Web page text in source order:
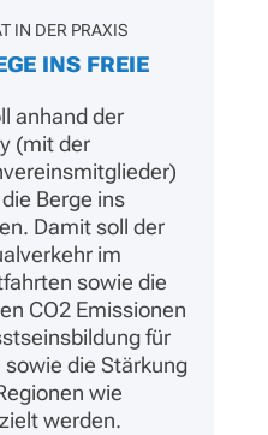
IN DER PRAXIS
INS FREIE
anhand der
(mit der
Berge ins
Damit soll der
im
sowie die
CO2 Emissionen
für
die Stärkung
wie
werden.